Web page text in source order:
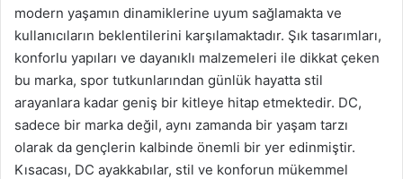
modern yaşamın dinamiklerine uyum sağlamakta ve
kullanıcıların beklentilerini karşılamaktadır. Şık tasarımları,
konforlu yapıları ve dayanıklı malzemeleri ile dikkat çeken
bu marka, spor tutkunlarından günlük hayatta stil
arayanlara kadar geniş bir kitleye hitap etmektedir. DC,
sadece bir marka değil, aynı zamanda bir yaşam tarzı
olarak da gençlerin kalbinde önemli bir yer edinmiştir.
Kısacası, DC ayakkabılar, stil ve konforun mükemmel